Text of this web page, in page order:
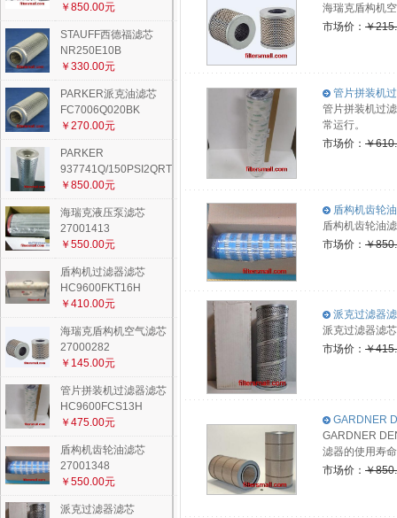
￥850.00元
STAUFF西德福滤芯
NR250E10B
￥330.00元
PARKER派克油滤芯
FC7006Q020BK
￥270.00元
PARKER
937741Q/150PSI2QRT
￥850.00元
海瑞克液压泵滤芯
27001413
￥550.00元
盾构机过滤器滤芯
HC9600FKT16H
￥410.00元
海瑞克盾构机空气滤芯
27000282
￥145.00元
管片拼装机过滤器滤芯
HC9600FCS13H
￥475.00元
盾构机齿轮油滤芯
27001348
￥550.00元
派克过滤器滤芯
海瑞克盾构机
市场价： ￥
管片拼装机
管片拼装机过
常运行。
市场价： ￥
盾构机齿轮
盾构机齿轮油
市场价： ￥
派克过滤器
派克过滤器滤
市场价： ￥
GARDNER
GARDNER
滤器的使用寿
市场价： ￥